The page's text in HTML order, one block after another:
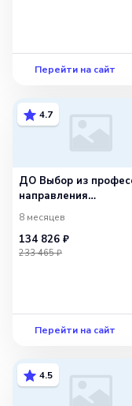
Перейти на сайт
4.7
ДО Выбор из
направления
«Маркетолог».
8 месяцев
134 826 ₽
233 465 ₽
Перейти на сайт
4.5